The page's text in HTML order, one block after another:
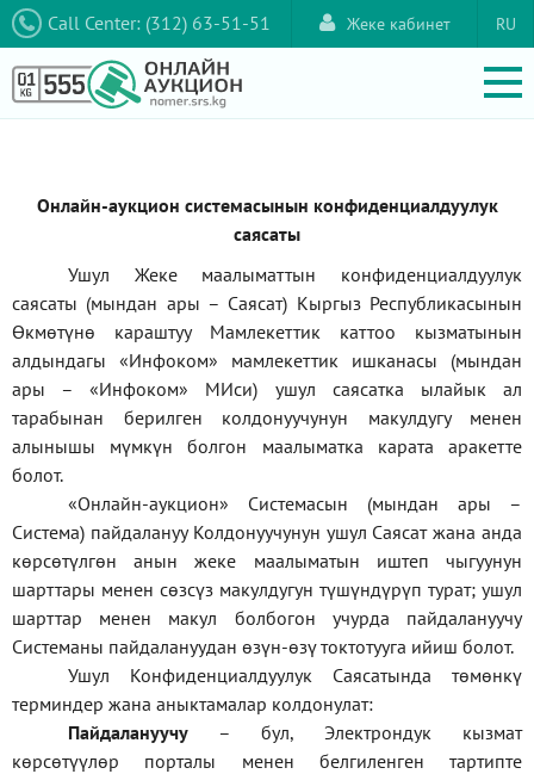
Call Center: (312) 63-51-51 RU
Жеке кабинет
Онлайн-аукцион системасынын конфиденциалдуулук
саясаты
Ушул Жеке маалыматтын конфиденциалдуулук
саясаты (мындан ары – Саясат) Кыргыз Республикасынын
Өкмөтүнө караштуу Мамлекеттик каттоо кызматынын
алдындагы «Инфоком» мамлекеттик ишканасы (мындан
ары –«Инфоком» МИси) ушул саясатка ылайык ал
тарабынан берилген колдонуучунун макулдугу менен
алынышы мүмкүн болгон маалыматка карата аракетте
болот.
«Онлайн-аукцион» Системасын (мындан ары –
Система) пайдалануу Колдонуучунун ушул Саясат жана анда
көрсөтүлгөн анын жеке маалыматын иштеп чыгуунун
шарттары менен сөзсүз макулдугун түшүндүрүп турат; ушул
шарттар менен макул болбогон учурда пайдалануучу
Системаны пайдалануудан өзүн-өзү токтотууга ийиш болот.
Ушул Конфиденциалдуулук Саясатында төмөнкү
терминдер жана аныктамалар колдонулат:
Пайдалануучу – бул, Электрондук кызмат
көрсөтүүлөр порталы менен белгиленген тартипте